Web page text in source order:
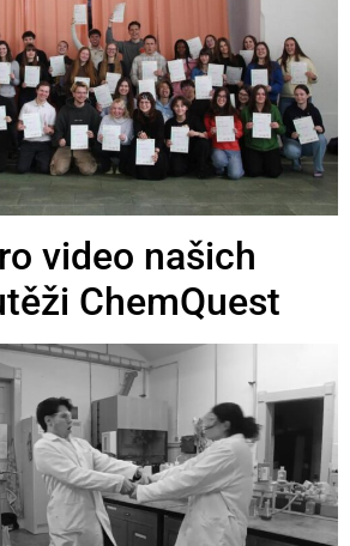
video našich
ChemQuest